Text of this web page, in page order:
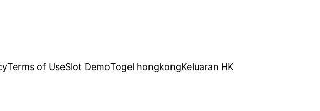
Terms of UseSlot DemoTogel hongkongKeluaran HK